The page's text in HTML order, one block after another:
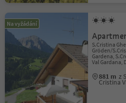
Na vyžádání
S.Cristina
Gröden/
Gardena,
Val Gardana,
881 m z
Cristina